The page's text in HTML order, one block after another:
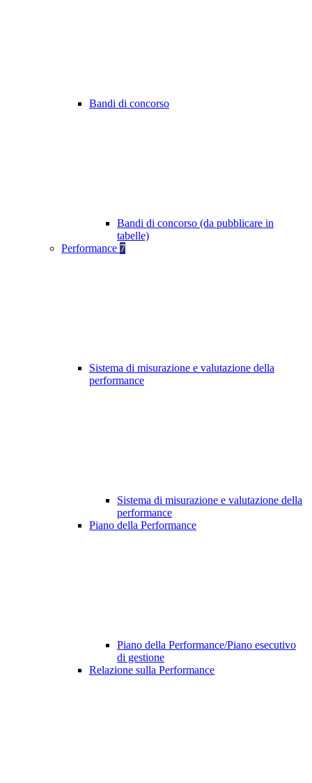
Bandi di concorso
Bandi di concorso (da pubblicare in
tabelle)
Performance 7
Sistema di misurazione e valutazione della
performance
Sistema di misurazione e valutazione della
performance
Piano della Performance
Piano della Performance/Piano esecutivo
di gestione
Relazione sulla Performance